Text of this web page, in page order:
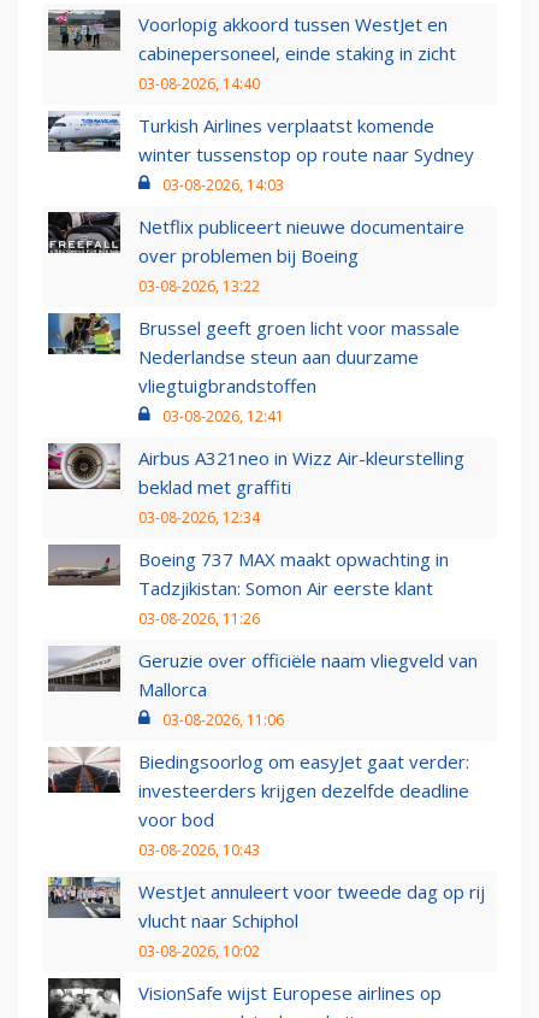
Voorlopig akkoord tussen WestJet en
cabinepersoneel, einde staking in zicht
03-08-2026, 14:40
Turkish Airlines verplaatst komende
winter tussenstop op route naar Sydney
03-08-2026, 14:03
Netflix publiceert nieuwe documentaire
over problemen bij Boeing
03-08-2026, 13:22
Brussel geeft groen licht voor massale
Nederlandse steun aan duurzame
vliegtuigbrandstoffen
03-08-2026, 12:41
Airbus A321neo in Wizz Air-kleurstelling
beklad met graffiti
03-08-2026, 12:34
Boeing 737 MAX maakt opwachting in
Tadzjikistan: Somon Air eerste klant
03-08-2026, 11:26
Geruzie over officiële naam vliegveld van
Mallorca
03-08-2026, 11:06
Biedingsoorlog om easyJet gaat verder:
investeerders krijgen dezelfde deadline
voor bod
03-08-2026, 10:43
WestJet annuleert voor tweede dag op rij
vlucht naar Schiphol
03-08-2026, 10:02
VisionSafe wijst Europese airlines op